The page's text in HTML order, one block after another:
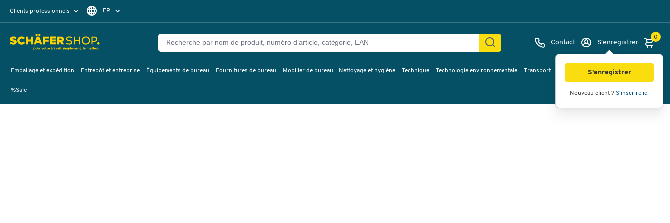
Clients professionnels FR
Contact S'enregistrer
S'enregistrer
Nouveau client ? S'inscrire ici
0
Emballage et expédition Entrepôt et entreprise Équipements de bureau Fournitures de bureau Mobilier de bureau Nettoyage et hygiène Technique Technologie environnementale Transport Services & planification Inspiration
%Sale
Images Vidéos Vue à 360